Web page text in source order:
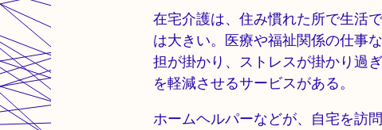
在宅介護は、住み慣れた所で生活
は大きい。医療や福祉関係の仕事
担が掛かり、ストレスが掛かり過
を軽減させるサービスがある。
ホームヘルパーなどが、自宅を訪